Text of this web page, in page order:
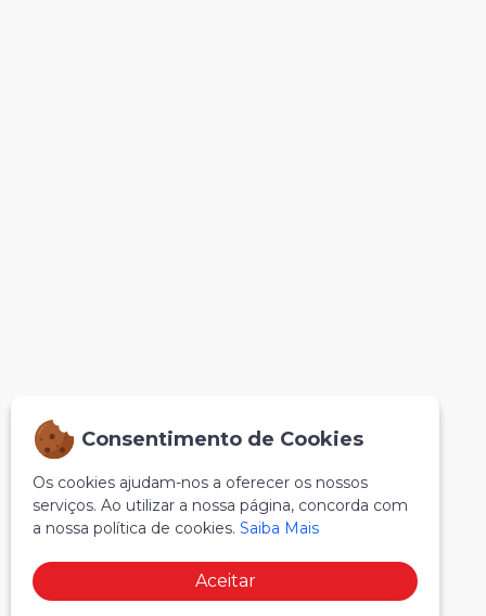
Consentimento de Cookies
Os cookies ajudam-nos a oferecer os nossos
serviços. Ao utilizar a nossa página, concorda com
a nossa política de cookies. Saiba Mais
Aceitar